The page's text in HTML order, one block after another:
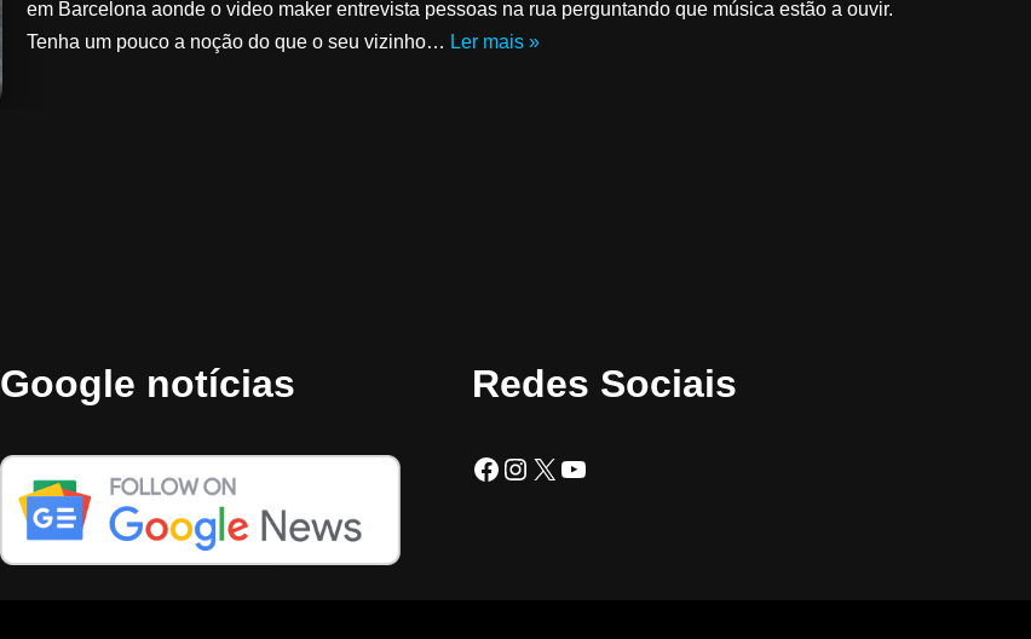
em Barcelona aonde o video maker entrevista pessoas na rua perguntando que música estão a ouvir.
Tenha um pouco a noção do que o seu vizinho… Ler mais »
Google notícias Redes Sociais